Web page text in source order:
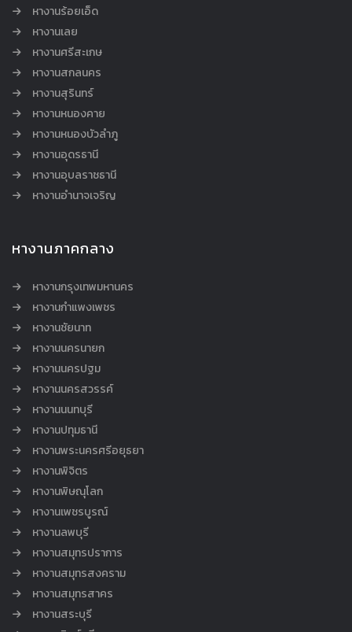
หางานร้อยเอ็ด
หางานเลย
หางานศรีสะเกษ
หางานสกลนคร
หางานสุรินทร์
หางานหนองคาย
หางานหนองบัวลำภู
หางานอุดรธานี
หางานอุบลราชธานี
หางานอำนาจเจริญ
หางานภาคกลาง
หางานกรุงเทพมหานคร
หางานกำแพงเพชร
หางานชัยนาท
หางานนครนายก
หางานนครปฐม
หางานนครสวรรค์
หางานนนทบุรี
หางานปทุมธานี
หางานพระนครศรีอยุธยา
หางานพิจิตร
หางานพิษณุโลก
หางานเพชรบูรณ์
หางานลพบุรี
หางานสมุทรปราการ
หางานสมุทรสงคราม
หางานสมุทรสาคร
หางานสระบุรี